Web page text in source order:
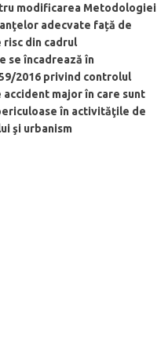
modificarea Metodologiei
adecvate față de
din cadrul
se încadrează în
2016 privind controlul
major în care sunt
în activităţile de
şi urbanism